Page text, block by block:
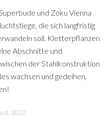
und Zoku Vienna
die sich langfristig
soll. Kletterpflanzen
Abschnitte und
der Stahlkonstruktion
wachsen und gedeihen,
2022